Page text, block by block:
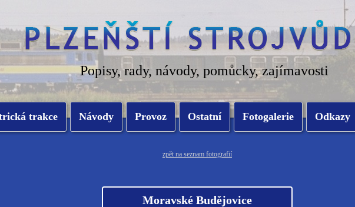
Popisy, rady, návody, pomůcky, zajímavosti
trakce Návody Provoz Ostatní Fotogalerie Odkazy
zpět na seznam fotografií
Moravské Budějovice